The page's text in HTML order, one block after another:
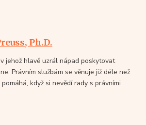
Ph.D.
jehož hlavě uzrál nápad poskytovat
Právním službám se věnuje již déle než
když si nevědí rady s právními